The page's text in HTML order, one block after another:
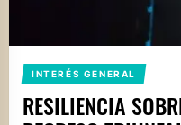
INTERÉS GENERAL
RESILIENCIA